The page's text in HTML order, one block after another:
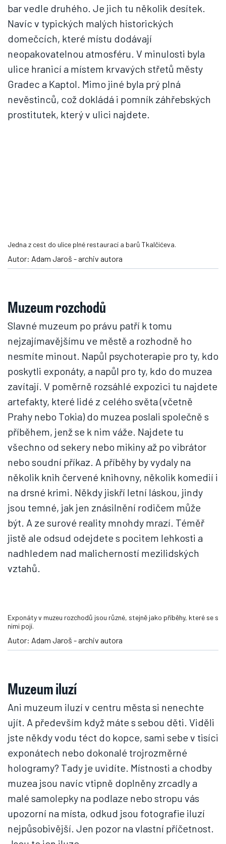
bar vedle druhého. Je jich tu několik desítek.
Navíc v typických malých historických
domečcích, které místu dodávají
neopakovatelnou atmosféru. V minulosti byla
ulice hranicí a místem krvavých střetů městy
Gradec a Kaptol. Mimo jiné byla prý plná
nevěstinců, což dokládá i pomník záhřebských
prostitutek, který v ulici najdete.
Jedna z cest do ulice plné restaurací a barů Tkalčićeva.
Autor: Adam Jaroš - archiv autora
Muzeum rozchodů
Slavné muzeum po právu patří k tomu
nejzajímavějšímu ve městě a rozhodně ho
nesmíte minout. Napůl psychoterapie pro ty, kdo
poskytli exponáty, a napůl pro ty, kdo do muzea
zavítají. V poměrně rozsáhlé expozici tu najdete
artefakty, které lidé z celého světa (včetně
Prahy nebo Tokia) do muzea poslali společně s
příběhem, jenž se k nim váže. Najdete tu
všechno od sekery nebo mikiny až po vibrátor
nebo soudní příkaz. A příběhy by vydaly na
několik knih červené knihovny, několik komedií i
na drsné krimi. Někdy jiskří letní láskou, jindy
jsou temné, jak jen znásilnění rodičem může
být. A ze surové reality mnohdy mrazí. Téměř
jistě ale odsud odejdete s pocitem lehkosti a
nadhledem nad malicherností mezilidských
vztahů.
Exponáty v muzeu rozchodů jsou různé, stejně jako příběhy, které se s
nimi pojí.
Autor: Adam Jaroš - archiv autora
Muzeum iluzí
Ani muzeum iluzí v centru města si nenechte
ujít. A především když máte s sebou děti. Viděli
jste někdy vodu téct do kopce, sami sebe v tisíci
exponátech nebo dokonalé trojrozměrné
hologramy? Tady je uvidíte. Místnosti a chodby
muzea jsou navíc vtipně doplněny zrcadly a
malé samolepky na podlaze nebo stropu vás
upozorní na místa, odkud jsou fotografie iluzí
nejpůsobivější. Jen pozor na vlastní příčetnost.